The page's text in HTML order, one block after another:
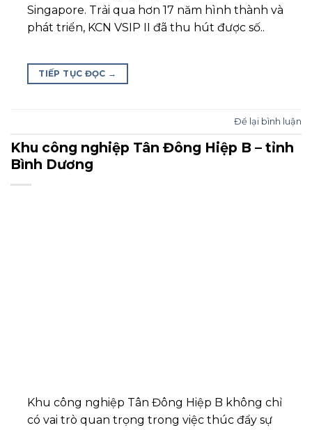
Singapore. Trải qua hơn 17 năm hình thành và
phát triển, KCN VSIP II đã thu hút được số..
TIẾP TỤC ĐỌC →
Để lại bình luận
Khu công nghiệp Tân Đông Hiệp B – tỉnh
Bình Dương
Khu công nghiệp Tân Đông Hiệp B không chỉ
có vai trò quan trọng trong việc thúc đẩy sự